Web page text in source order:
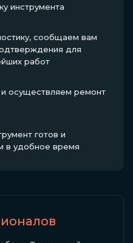
инструмента
сообщаем вам
для
работ
осуществляем ремонт
готов и
в удобное время